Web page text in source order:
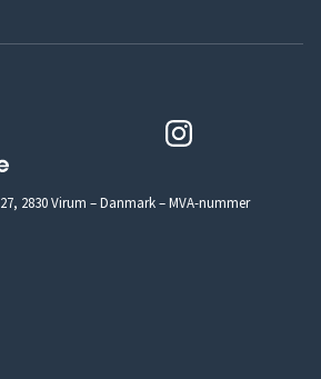
2830 Virum – Danmark – MVA-nummer